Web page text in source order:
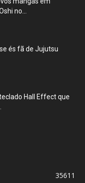
no...
és fã de Jujutsu
Hall Effect que
35611